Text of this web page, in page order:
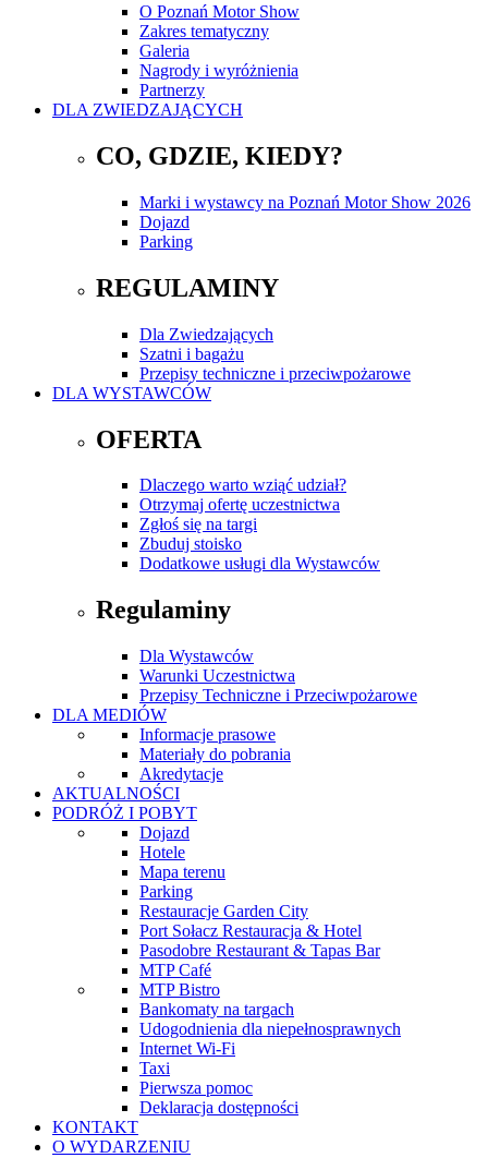
O Poznań Motor Show
Zakres tematyczny
Galeria
Nagrody i wyróżnienia
Partnerzy
DLA ZWIEDZAJĄCYCH
CO, GDZIE, KIEDY?
Marki i wystawcy na Poznań Motor Show 2026
Dojazd
Parking
REGULAMINY
Dla Zwiedzających
Szatni i bagażu
Przepisy techniczne i przeciwpożarowe
DLA WYSTAWCÓW
OFERTA
Dlaczego warto wziąć udział?
Otrzymaj ofertę uczestnictwa
Zgłoś się na targi
Zbuduj stoisko
Dodatkowe usługi dla Wystawców
Regulaminy
Dla Wystawców
Warunki Uczestnictwa
Przepisy Techniczne i Przeciwpożarowe
DLA MEDIÓW
Informacje prasowe
Materiały do pobrania
Akredytacje
AKTUALNOŚCI
PODRÓŻ I POBYT
Dojazd
Hotele
Mapa terenu
Parking
Restauracje Garden City
Port Sołacz Restauracja & Hotel
Pasodobre Restaurant & Tapas Bar
MTP Café
MTP Bistro
Bankomaty na targach
Udogodnienia dla niepełnosprawnych
Internet Wi-Fi
Taxi
Pierwsza pomoc
Deklaracja dostępności
KONTAKT
O WYDARZENIU